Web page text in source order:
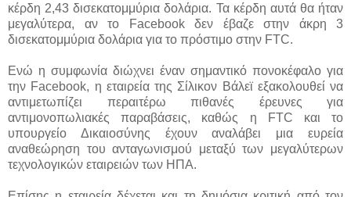
κέρδη 2,43 δισεκατομμύρια δολάρια. Τα κέρδη αυτά θα ήταν
μεγαλύτερα, αν το Facebook δεν έβαζε στην άκρη 3
δισεκατομμύρια δολάρια για το πρόστιμο στην FTC.
Ενώ η συμφωνία διώχνει έναν σημαντικό πονοκέφαλο για
την Facebook, η εταιρεία της Σίλικον Βάλεϊ εξακολουθεί να
αντιμετωπίζει περαιτέρω πιθανές έρευνες για
αντιμονοπωλιακές παραβάσεις, καθώς η FTC και το
υπουργείο Δικαιοσύνης έχουν αναλάβει μια ευρεία
αναθεώρηση του ανταγωνισμού μεταξύ των μεγαλύτερων
τεχνολογικών εταιρειών των ΗΠΑ.